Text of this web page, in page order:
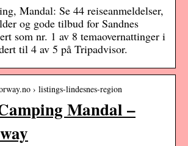
Mandal: Se 44 reiseanmeldelser,
og gode tilbud for Sandnes
som nr. 1 av 8 temaovernattinger i
til 4 av 5 på Tripadvisor.
› listings-lindesnes-region
Mandal –